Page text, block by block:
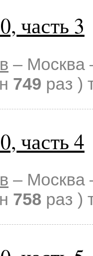
часть 3
– Москва
749 раз )
часть 4
– Москва
758 раз )